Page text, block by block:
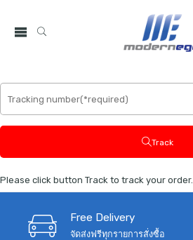
Track
Please click button Track to track your order.
Free Delivery
จัดส่งฟรีทุกรายการสั่งซื้อ